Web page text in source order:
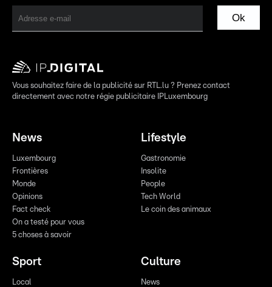
Ok
Vous souhaitez faire de la publicité sur RTL.lu ? Prenez contact
directement avec notre régie publicitaire IPLuxembourg
News
Luxembourg
Frontières
Monde
Opinions
Fact check
On a testé pour vous
5 choses à savoir
Lifestyle
Gastronomie
Insolite
People
Tech World
Le coin des animaux
Sport
Local
Culture
News